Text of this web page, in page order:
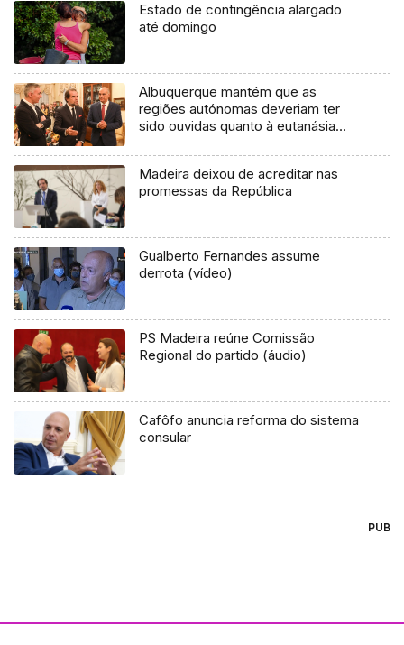
Estado de contingência alargado
até domingo
Albuquerque mantém que as
regiões autónomas deveriam ter
sido ouvidas quanto à eutanásia
Madeira deixou de acreditar nas
promessas da República
Gualberto Fernandes assume
derrota (vídeo)
PS Madeira reúne Comissão
Regional do partido (áudio)
Cafôfo anuncia reforma do sistema
consular
PUB